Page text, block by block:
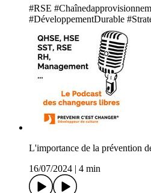
#RSE
#DéveloppementDurable
L'importance de la prévention
16/07/2024
4 min